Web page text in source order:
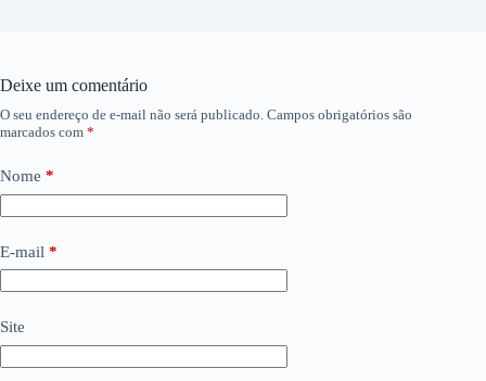
Deixe um comentário
O seu endereço de e-mail não será publicado. Campos obrigatórios são
marcados com *
Nome *
E-mail *
Site